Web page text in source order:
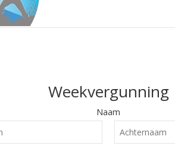
Weekvergunning
Naam